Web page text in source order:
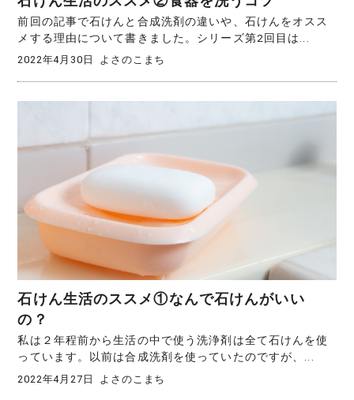
前回の記事で石けんと合成洗剤の違いや、石けんをオスス
メする理由について書きました。シリーズ第2回目は...
2022年4月30日 よさのこまち
石けん生活のススメ①なんで石けんがいい
の？
私は２年程前から生活の中で使う洗浄剤は全て石けんを使
っています。以前は合成洗剤を使っていたのですが、...
2022年4月27日 よさのこまち